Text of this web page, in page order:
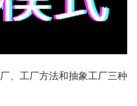
、工厂方法和抽象工厂三种